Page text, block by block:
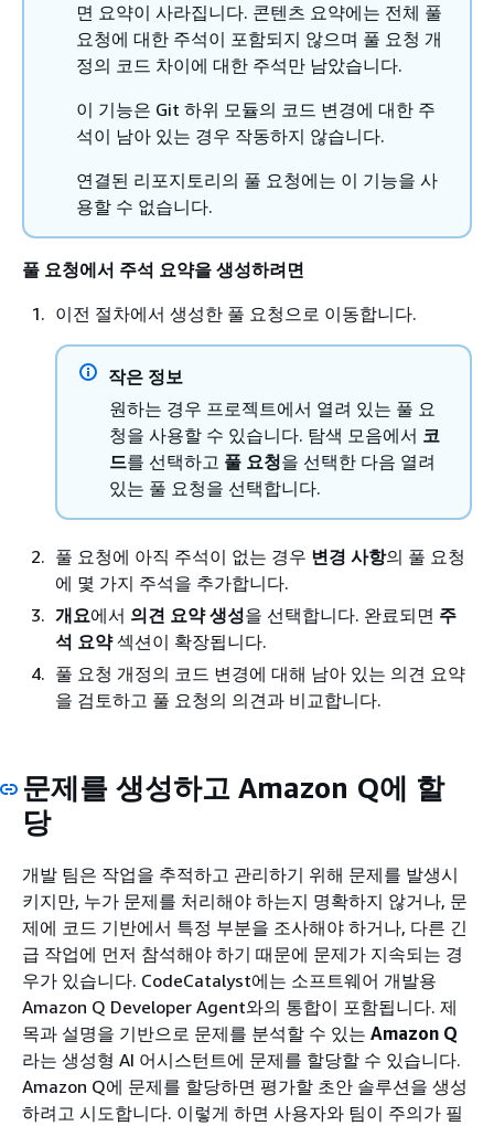
면 요약이 사라집니다. 콘텐츠 요약에는 전체 풀
요청에 대한 주석이 포함되지 않으며 풀 요청 개
정의 코드 차이에 대한 주석만 남았습니다.
이 기능은 Git 하위 모듈의 코드 변경에 대한 주
석이 남아 있는 경우 작동하지 않습니다.
연결된 리포지토리의 풀 요청에는 이 기능을 사
용할 수 없습니다.
풀 요청에서 주석 요약을 생성하려면
이전 절차에서 생성한 풀 요청으로 이동합니다.
작은 정보
원하는 경우 프로젝트에서 열려 있는 풀 요
청을 사용할 수 있습니다. 탐색 모음에서 코
드를 선택하고 풀 요청을 선택한 다음 열려
있는 풀 요청을 선택합니다.
풀 요청에 아직 주석이 없는 경우 변경 사항의 풀 요청
에 몇 가지 주석을 추가합니다.
개요에서 의견 요약 생성을 선택합니다. 완료되면 주
석 요약섹션이 확장됩니다.
풀 요청 개정의 코드 변경에 대해 남아 있는 의견 요약
을 검토하고 풀 요청의 의견과 비교합니다.
문제를 생성하고 Amazon Q에 할
당
개발 팀은 작업을 추적하고 관리하기 위해 문제를 발생시
키지만, 누가 문제를 처리해야 하는지 명확하지 않거나, 문
제에 코드 기반에서 특정 부분을 조사해야 하거나, 다른 긴
급 작업에 먼저 참석해야 하기 때문에 문제가 지속되는 경
우가 있습니다. CodeCatalyst에는 소프트웨어 개발용
Amazon Q Developer Agent와의 통합이 포함됩니다. 제
목과 설명을 기반으로 문제를 분석할 수 있는 Amazon Q
라는 생성형 AI 어시스턴트에 문제를 할당할 수 있습니다.
Amazon Q에 문제를 할당하면 평가할 초안 솔루션을 생성
하려고 시도합니다. 이렇게 하면 사용자와 팀이 주의가 필